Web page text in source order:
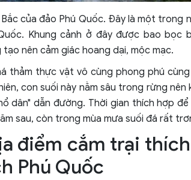
của đảo Phú Quốc. Đây là một trong
Khung cảnh ở đây được bao bọc
nên cảm giác hoang dại, mộc mạc.
thảm thực vật vô cùng phong phú
con suối này nằm sâu trong rừng
dân" dẫn đường. Thời gian thích hợp
sau, còn trong mùa mưa suối đá rất
điểm cắm trại
Phú Quốc